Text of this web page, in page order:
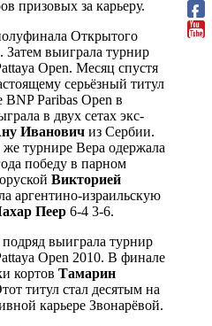
призовых за карьеру.
Открытого
Затем выиграла турнир
Open. Месяц спустя
серьёзный титул
Paribas Open в
в двух сетах экс-
Иванович из Сербии.
же турнире Вера одержала
победу в парном
Викторией
аргентино-израильскую
Пеер 6-4 3-6.
выиграла турнир
Open 2010. В финале
кортов Тамарин
титул стал десятым на
карьере Звонарёвой.